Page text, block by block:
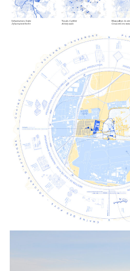
local basada en un
circular que inclou:
alimentació conscient
producció i
renovables i altres
producció relacionats
socio-cultural d’Aulnat.
Aquestes estratègies
projectes específics de
emplaçaments proposats:
l’estació de tren i l’antiga
Bourdon. A lesChapelles
es
blocs d’habitatge cada un
anelles concèntriques que
global del projecte. A
estació intermodal i un
es connecten al nou
loop
través d’una estructura
Finalment, a l’antiga
El desenvolupament
concep com un procés a
comença amb la